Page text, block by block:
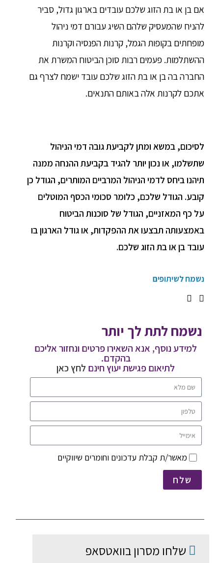
אם בן או בת הזוג שלכם עובדים בארגון גדול, סביר
להניח שהמעסיק שלהם השיג עבורם דמי ניהול
מופחתים בקופות הגמל, קרנות הפנסיה וקרנות
ההשתלמות. פעמים רבות סוכן הביטוח המשרת את
החברה בה בן או בת הזוג שלכם עובד ישמח לצרף גם
אתכם לקרנות אלה באותם התנאים.
לסיכום, במשא ומתן לקביעת גובה דמי הניהול
שתשלמו, או נכון יותר להגיד בקביעת ההנחה ממנה
תיהנו ביחס לדמי הניהול המרביים המותרים, הגודל כן
קובע. הגודל שלכם, כלומר סכומי הכסף המוטלים
על כף המאזניים, הגודל של סוכנות הביטוח
באמצעותה תבצעו את ההפקדות, או גודל הארגון בו
עובד בן או בת הזוג שלכם.
נשמח לשיתופים
נשמח לתת לך יותר
למידע נוסף, אנא השאירו פרטים ונחזור אליכם
בהקדם.
לתיאום פגישת יעוץ חינם לחץ כאן
מאשר/ת קבלת עדכונים וחומרים שיווקיים
שלח
שלחו מסרון בוואטסאפ